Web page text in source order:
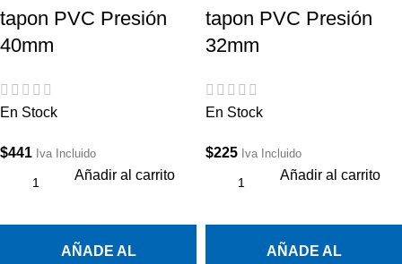
tapon PVC Presión
40mm
En Stock
$441 Iva Incluido
Añadir al carrito
AÑADE AL
tapon PVC Presión
32mm
En Stock
$225 Iva Incluido
Añadir al carrito
AÑADE AL